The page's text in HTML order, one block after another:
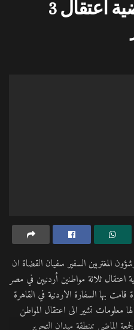
الخارجية : تابعنا قضية اعتقال 3
المغتربين السفير سفيان القضاة ان
ثلاثة مواطنين أردنيين في مصر
بها السفارة الاردنية في القاهرة
معلومات تشير الى اعتقال المواطن
الماضي بمنطقة ميدان التحرير